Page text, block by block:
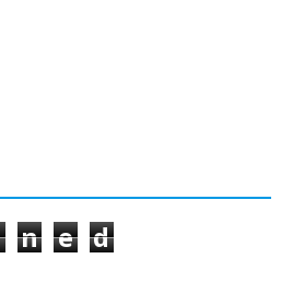
n e d